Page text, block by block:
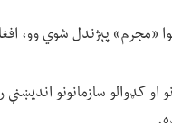
سازمانونو اندیښنې